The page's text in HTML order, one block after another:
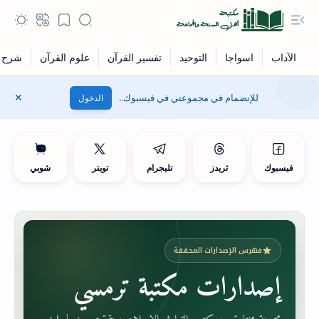
للإنضمام في مجموعتي في فيسبوك.. الدخول
فيسبوك ثريدز تليجرام تويتر شوبي
فهرس الإصدارات المحققة
إصدارات مكتبة ترمسي